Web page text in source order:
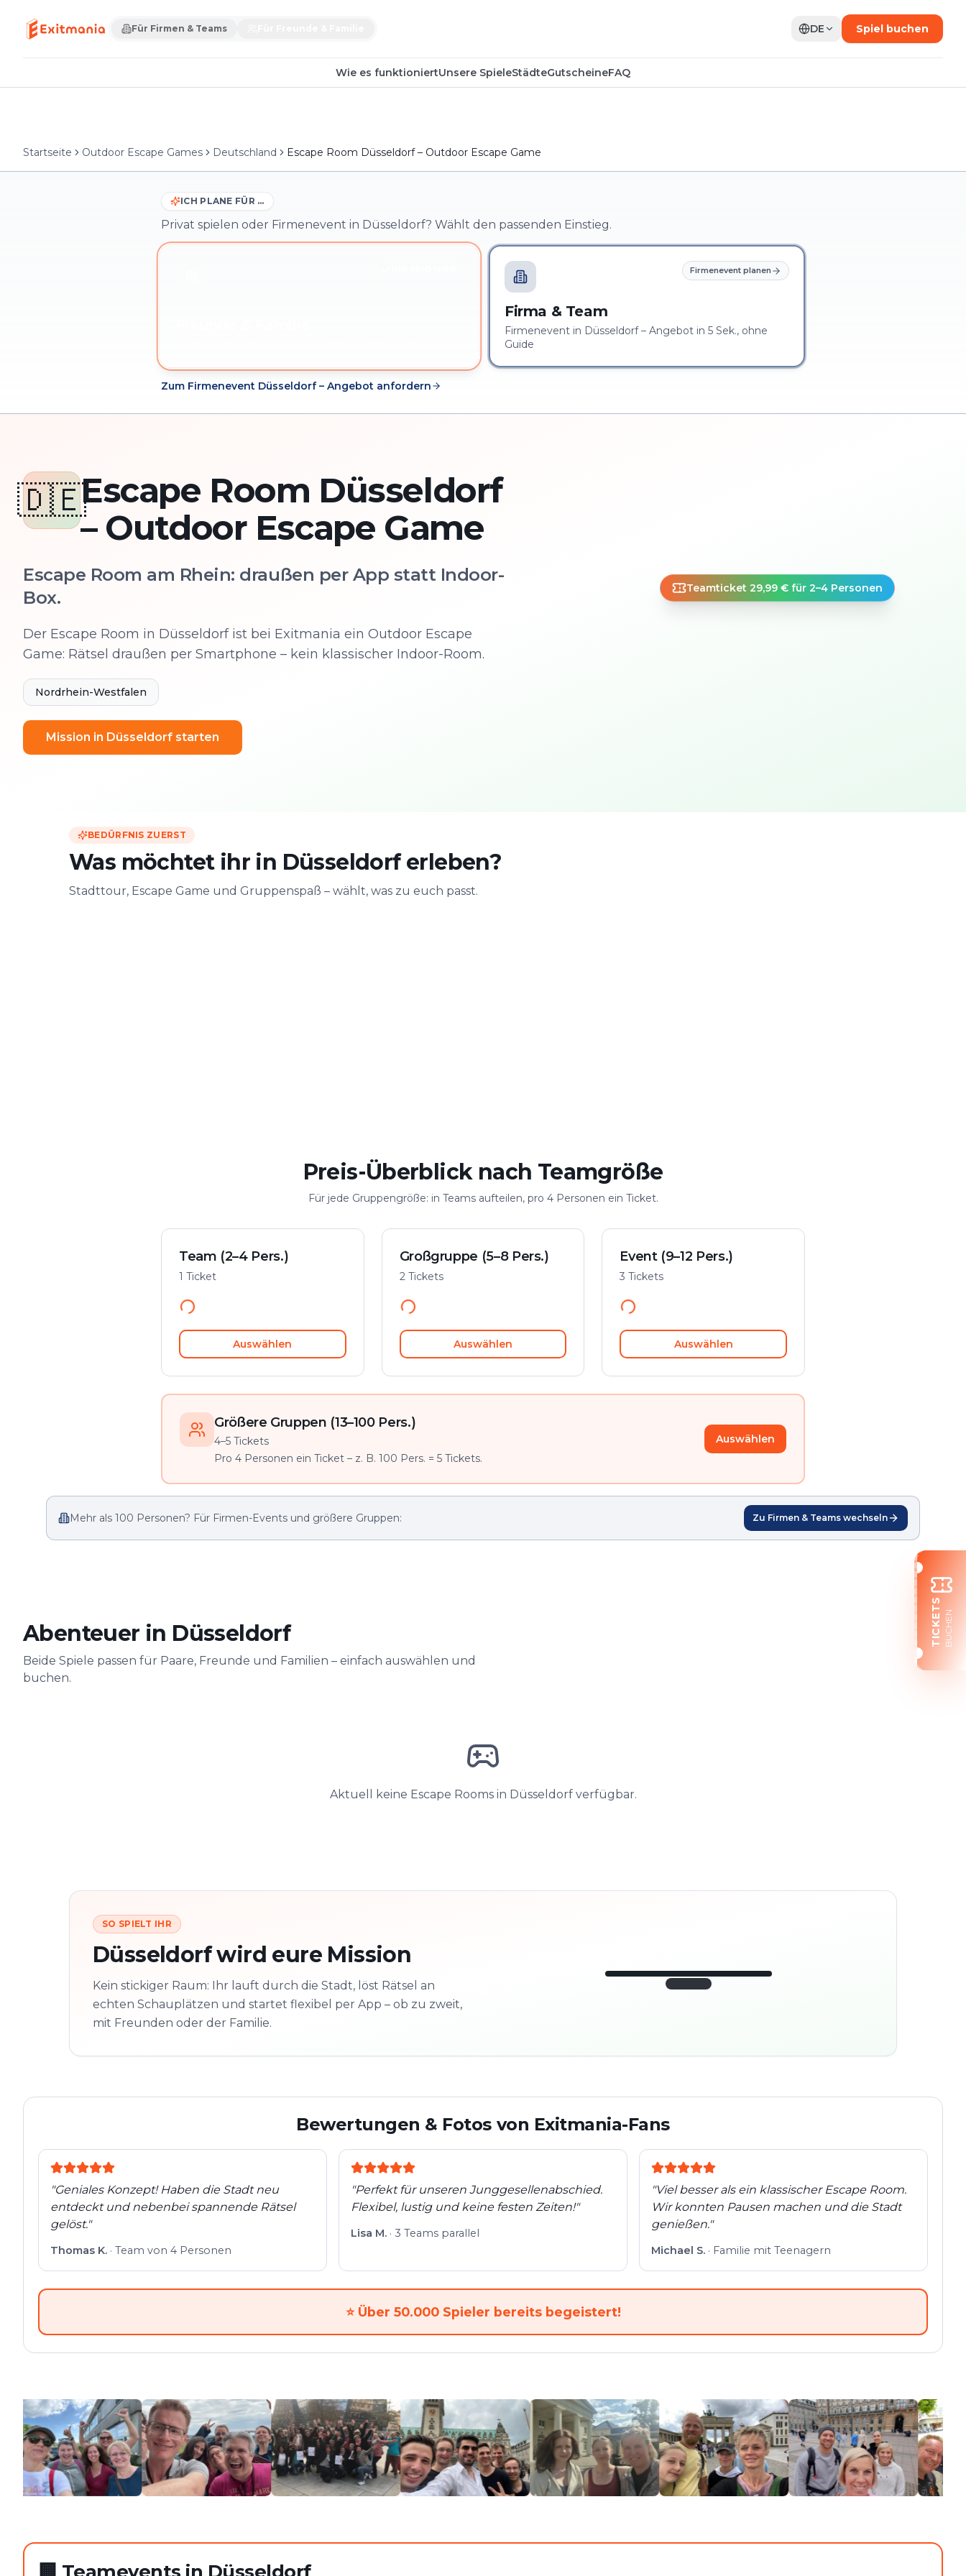
Für Firmen & Teams DE Spiel buchen
Wie es funktioniertUnsere SpieleStädteGutscheineFAQ
Startseite Outdoor Escape Games Deutschland Escape Room Düsseldorf – Outdoor Escape Game
ICH PLANE FÜR …
Privat spielen oder Firmenevent in Düsseldorf? Wählt den passenden Einstieg.
Firmenevent planen
Firma & Team
Firmenevent in Düsseldorf – Angebot in 5 Sek., ohne
Guide
Zum Firmenevent Düsseldorf – Angebot anfordern
🇩🇪Escape Room Düsseldorf
– Outdoor Escape Game
Escape Room am Rhein: draußen per App statt Indoor-
Box.
Der Escape Room in Düsseldorf ist bei Exitmania ein Outdoor Escape
Game: Rätsel draußen per Smartphone – kein klassischer Indoor-Room.
Nordrhein-Westfalen
Mission in Düsseldorf starten
Teamticket 29,99 € für 2–4 Personen
BEDÜRFNIS ZUERST
Was möchtet ihr in Düsseldorf erleben?
Stadttour, Escape Game und Gruppenspaß – wählt, was zu euch passt.
Preis-Überblick nach Teamgröße
Für jede Gruppengröße: in Teams aufteilen, pro 4 Personen ein Ticket.
Team (2–4 Pers.)
1 Ticket
Auswählen
Großgruppe (5–8 Pers.)
2 Tickets
Auswählen
Event (9–12 Pers.)
3 Tickets
Auswählen
Größere Gruppen (13–100 Pers.)
4–5 Tickets
Pro 4 Personen ein Ticket – z. B. 100 Pers. = 5 Tickets.
Auswählen
Mehr als 100 Personen? Für Firmen-Events und größere Gruppen: Zu Firmen & Teams wechseln
Abenteuer in Düsseldorf
Beide Spiele passen für Paare, Freunde und Familien – einfach auswählen und
buchen.
Aktuell keine Escape Rooms in Düsseldorf verfügbar.
SO SPIELT IHR
Düsseldorf wird eure Mission
Kein stickiger Raum: Ihr lauft durch die Stadt, löst Rätsel an
echten Schauplätzen und startet flexibel per App – ob zu zweit,
mit Freunden oder der Familie.
Altstadt
Bewertungen & Fotos von Exitmania-Fans
"Geniales Konzept! Haben die Stadt neu
entdeckt und nebenbei spannende Rätsel
gelöst."
Thomas K. · Team von 4 Personen
"Perfekt für unseren Junggesellenabschied.
Flexibel, lustig und keine festen Zeiten!"
Lisa M. · 3 Teams parallel
"Viel besser als ein klassischer Escape Room.
Wir konnten Pausen machen und die Stadt
genießen."
Michael S. · Familie mit Teenagern
⭐ Über 50.000 Spieler bereits begeistert!
🏢 Teamevents in Düsseldorf
TICKETSBUCHEN